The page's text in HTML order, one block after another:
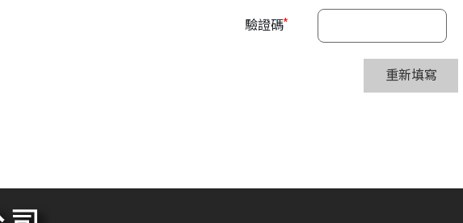
驗證碼*
重新填寫